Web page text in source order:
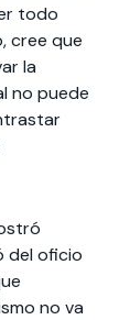
todo
cree que
la
no puede
del oficio
no va